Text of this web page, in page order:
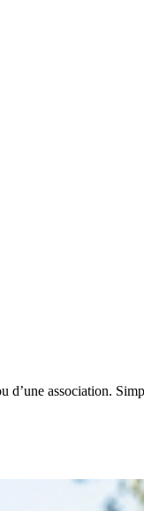
association.